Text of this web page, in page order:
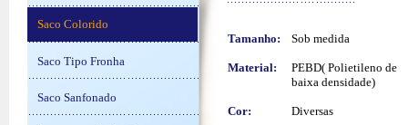
Saco Colorido
Saco Tipo Fronha
Saco Sanfonado
Tamanho: Sob medida
Material:
PEBD( Polietileno de
baixa densidade)
Cor: Diversas